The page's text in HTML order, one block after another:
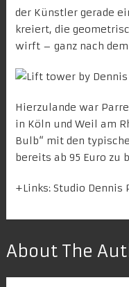
der Künstler gerade
kreiert, die
wirft – ganz nach
Hierzulande war
in Köln und Weil am
Bulb“ mit den
bereits ab 95 Euro zu
+Links: Studio Dennis
About The